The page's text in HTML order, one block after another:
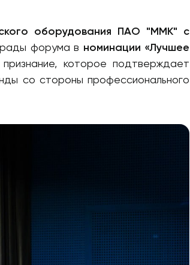
оборудования ПАО "ММК" с
форума в номинации «Лучшее
которое подтверждает
со стороны профессионального